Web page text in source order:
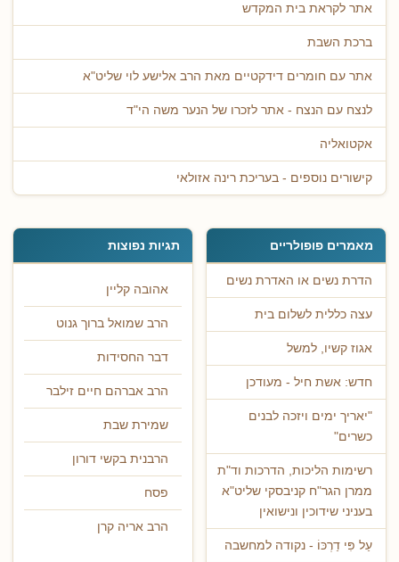
אתר לקראת בית המקדש
ברכת השבת
אתר עם חומרים דידקטיים מאת הרב אלישע לוי שליט"א
לנצח עם הנצח - אתר לזכרו של הנער משה הי"ד
אקטואליה
קישורים נוספים - בעריכת רינה אזולאי
מאמרים פופולריים
הדרת נשים או האדרת נשים
עצה כללית לשלום בית
אגוז קשיו, למשל
חדש: אשת חיל - מעודכן
"יאריך ימים ויזכה לבנים
כשרים"
רשימות הליכות, הדרכות וד"ת
ממרן הגר"ח קניבסקי שליט"א
בעניני שידוכין ונישואין
עַל פִּי דַרְכּוֹ - נקודה למחשבה
תגיות נפוצות
אהובה קליין
הרב שמואל ברוך גנוט
דבר החסידות
הרב אברהם חיים זילבר
שמירת שבת
הרבנית בקשי דורון
פסח
הרב אריה קרן